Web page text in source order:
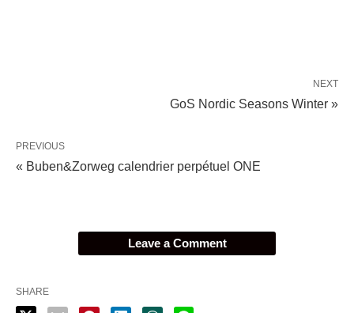
NEXT
GoS Nordic Seasons Winter »
PREVIOUS
« Buben&Zorweg calendrier perpétuel ONE
Leave a Comment
SHARE